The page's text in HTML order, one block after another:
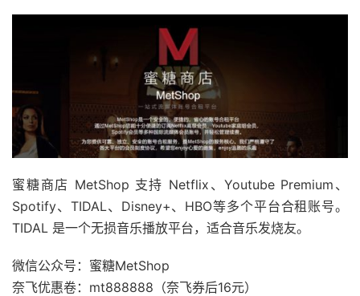
蜜糖商店 MetShop 支持 Netflix、Youtube Premium、
Spotify、TIDAL、Disney+、HBO等多个平台合租账号。
TIDAL 是一个无损音乐播放平台，适合音乐发烧友。
微信公众号：蜜糖MetShop
奈飞优惠卷：mt888888（奈飞券后16元）